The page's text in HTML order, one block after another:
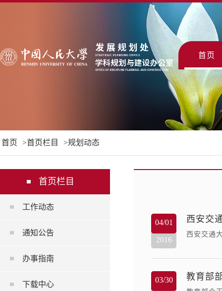
首页
首页 首页栏目 规划动态
首页栏目
工作动态
通知公告
办事指南
下载中心
04/01
2016
西安交
西安交通
03/30 教育部